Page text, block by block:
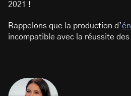
2021 !
Rappelons que la production d’
incompatible avec la réussite des